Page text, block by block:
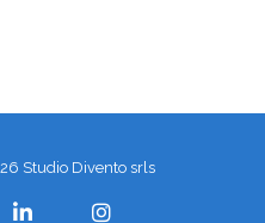
Studio Divento srls